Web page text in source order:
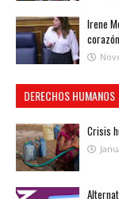
Irene
DERECHOS HUMANOS
Crisis